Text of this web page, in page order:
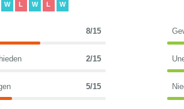
W L W L W
8/15
2/15
5/15